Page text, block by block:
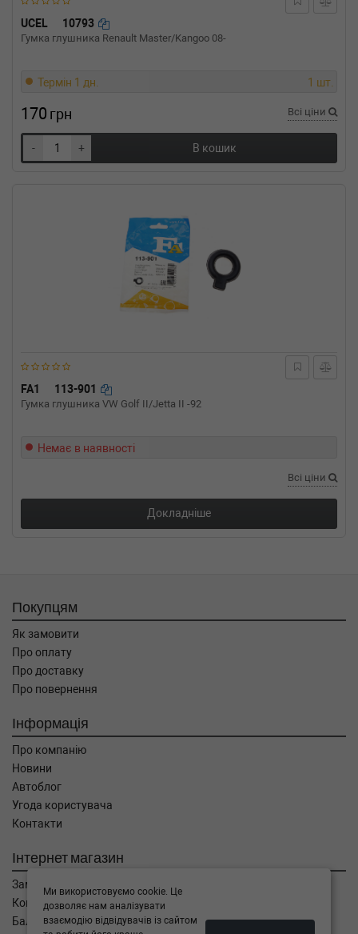
(1991-12-01-1994-09-01) (Тип: Бензиновый
UCEL 10793
Гумка глушника Renault Master/Kangoo 08-
Термін 1 дн. 1 шт.
170 грн Всі ціни
- + В кошик
FA1 113-901
Гумка глушника VW Golf II/Jetta II -92
Немає в наявності
Всі ціни
Докладніше
Покупцям
Як замовити
Про оплату
Про доставку
Про повернення
Інформація
Про компанію
Новини
Автоблог
Угода користувача
Контакти
Інтернет магазин
Замовлення
Кошик
Баланс
Ми використовуємо cookie. Це
дозволяє нам аналізувати
взаємодію відвідувачів із сайтом